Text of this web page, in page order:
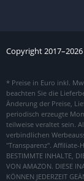
Copyright2017–2026